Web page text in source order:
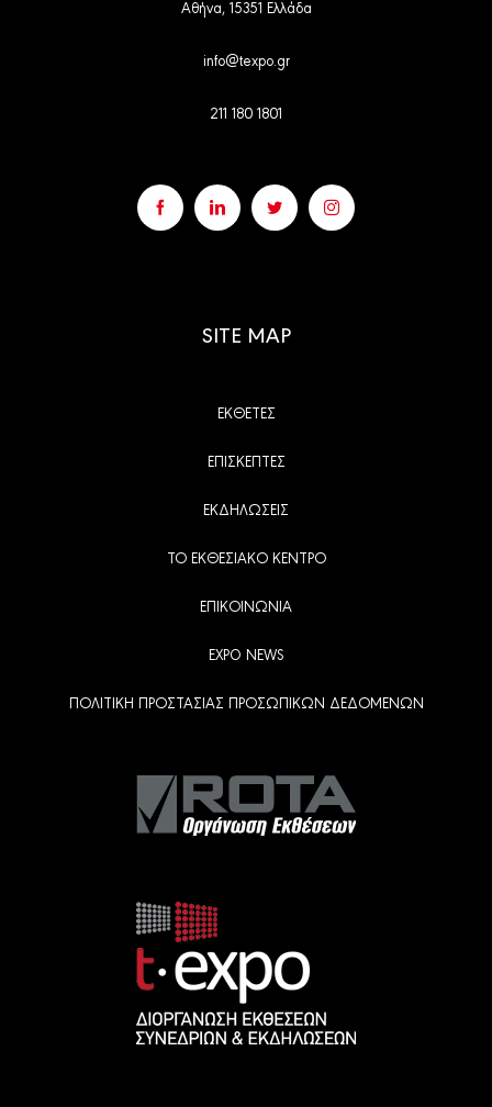
Αθήνα, 15351 Ελλάδα
info@texpo.gr
211 180 1801
SITE MAP
ΕΚΘΕΤΕΣ
ΕΠΙΣΚΕΠΤΕΣ
ΕΚΔΗΛΩΣΕΙΣ
ΤΟ ΕΚΘΕΣΙΑΚΟ ΚΕΝΤΡΟ
ΕΠΙΚΟΙΝΩΝΙΑ
EXPO NEWS
ΠΟΛΙΤΙΚΗ ΠΡΟΣΤΑΣΙΑΣ ΠΡΟΣΩΠΙΚΩΝ ΔΕΔΟΜΕΝΩΝ